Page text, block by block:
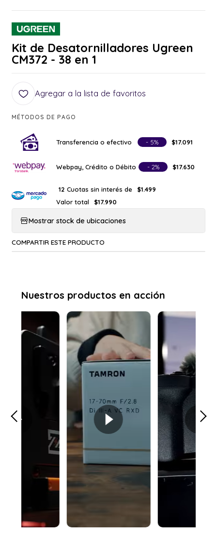
Kit de Desatornilladores Ugreen
CM372 - 38 en 1
Agregar a la lista de favoritos
MÉTODOS DE PAGO
Transferencia o efectivo - 5% $17.091
Webpay, Crédito o Débito - 2% $17.630
12 Cuotas sin interés de
$1.499
Valor total
$17.990
Mostrar stock de ubicaciones
COMPARTIR ESTE PRODUCTO